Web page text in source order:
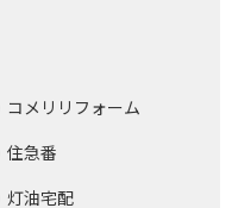
コメリリフォーム
住急番
灯油宅配